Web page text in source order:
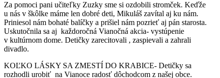
Za pomoci pani učiteľky Zuzky sme si ozdobili stromček. Keďže
u nás v škôlke máme len dobré deti, Mikuláš zavítal aj ku nám.
Priniesol nám bohaté balíčky a prišiel nám pozrieť aj pán starosta.
Uskutočnila sa aj každoročná Vianočná akcia- vystúpenie
v kultúrnom dome. Detičky zarecitovali , zaspievali a zahrali
divadlo.
KOĽKO LÁSKY SA ZMESTÍ DO KRABICE- Detičky sa
rozhodli urobiť na Vianoce radosť dôchodcom z našej obce.